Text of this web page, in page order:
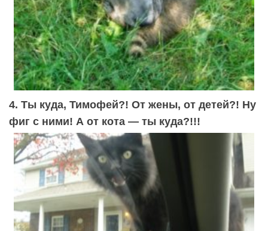
4. Ты куда, Тимофей?! От жены, от детей?! Ну
фиг с ними! А от кота — ты куда?!!!